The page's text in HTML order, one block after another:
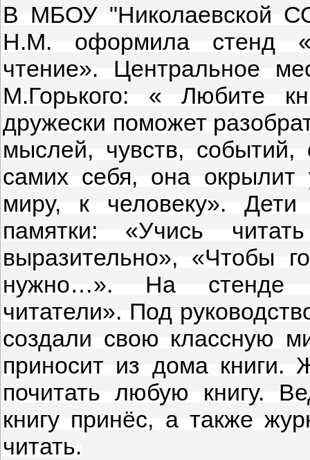
В МБОУ "Николаевской
Н.М. оформила стенд
чтение». Центральное
М.Горького: « Любите
дружески поможет
мыслей, чувств,
самих себя, она
миру, к человеку». Дети
памятки: «Учись
выразительно», «Чтобы
нужно…». На стенде
читатели». Под
создали свою классную
приносит из дома книги.
почитать любую книгу.
книгу принёс, а также
читать.